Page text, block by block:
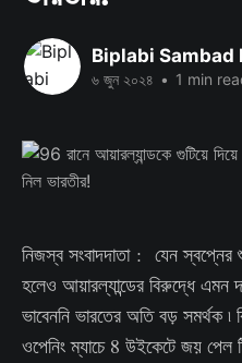
Biplabi Sambad
৬ জুন ২০২৪ • 1 min
নিজস্ব সংবাদদাতা : যেন
হলেও আয়ারল্যান্ডের বিরুদ্ধে এমন
ভাবেননি ভারতের অতি বড় সমর্থক ৷
ওপেনিং ম্যাচে 8 উইকেটে জয় পেল